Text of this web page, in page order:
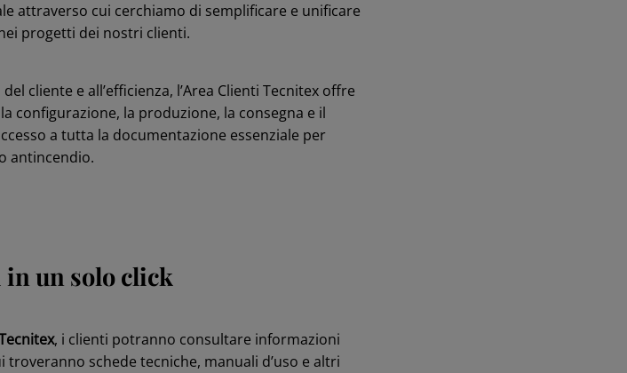
attraverso cui cerchiamo di semplificare e unificare
progetti dei nostri clienti.
cliente e all’efficienza, l’Area Clienti Tecnitex offre
configurazione, la produzione, la consegna e il
a tutta la documentazione essenziale per
antincendio.
un solo click
, i clienti potranno consultare informazioni
schede tecniche, manuali d’uso e altri